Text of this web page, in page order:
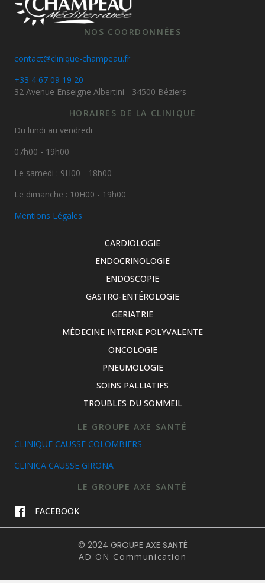
NOS COORDONNÉES
contact@clinique-champeau.fr
+33 4 67 09 19 20
32 Avenue Enseigne Albertini - 34500 Béziers
HORAIRES DE LA CLINIQUE
Du lundi au vendredi
07h00 - 19h00
Le samedi : 9H00 - 18h00
Le dimanche : 10H00 - 19h00
Mentions Légales
CARDIOLOGIE
ENDOCRINOLOGIE
ENDOSCOPIE
GASTRO-ENTÉROLOGIE
GERIATRIE
MÉDECINE INTERNE POLYVALENTE
ONCOLOGIE
PNEUMOLOGIE
SOINS PALLIATIFS
TROUBLES DU SOMMEIL
LE GROUPE AXE SANTÉ
CLINIQUE CAUSSE COLOMBIERS
CLINICA CAUSSE GIRONA
LE GROUPE AXE SANTÉ
FACEBOOK
© 2024 GROUPE AXE SANTÉ
AD'ON Communication